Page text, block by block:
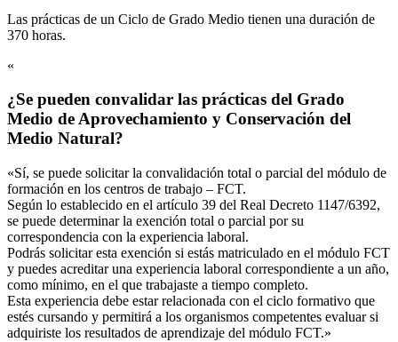
Las prácticas de un Ciclo de Grado Medio tienen una duración de
370 horas.
«
¿Se pueden convalidar las prácticas del Grado
Medio de Aprovechamiento y Conservación del
Medio Natural?
«Sí, se puede solicitar la convalidación total o parcial del módulo de
formación en los centros de trabajo – FCT.
Según lo establecido en el artículo 39 del Real Decreto 1147/6392,
se puede determinar la exención total o parcial por su
correspondencia con la experiencia laboral.
Podrás solicitar esta exención si estás matriculado en el módulo FCT
y puedes acreditar una experiencia laboral correspondiente a un año,
como mínimo, en el que trabajaste a tiempo completo.
Esta experiencia debe estar relacionada con el ciclo formativo que
estés cursando y permitirá a los organismos competentes evaluar si
adquiriste los resultados de aprendizaje del módulo FCT.»